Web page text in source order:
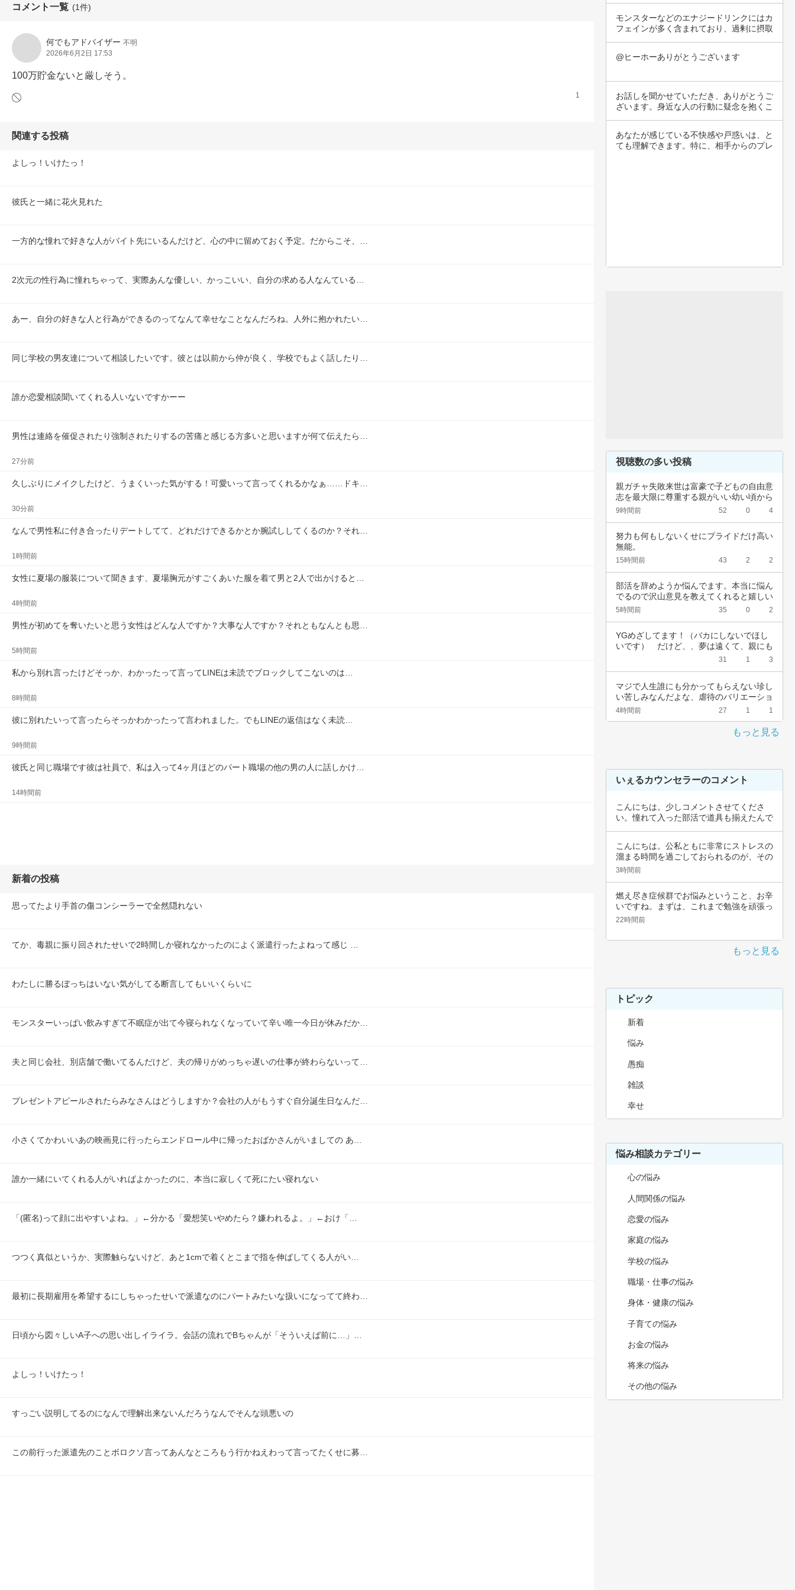
コメント一覧 (1件)
何でもアドバイザー 不明
2026年6月2日 17:53
100万貯金ないと厳しそう。
1
関連する投稿
よしっ！いけたっ！
彼氏と一緒に花火見れた
一方的な憧れで好きな人がバイト先にいるんだけど、心の中に留めておく予定。だからこそ、…
2次元の性行為に憧れちゃって、実際あんな優しい、かっこいい、自分の求める人なんている…
あー、自分の好きな人と行為ができるのってなんて幸せなことなんだろね。人外に抱かれたい…
同じ学校の男友達について相談したいです。彼とは以前から仲が良く、学校でもよく話したり…
誰か恋愛相談聞いてくれる人いないですかーー
男性は連絡を催促されたり強制されたりするの苦痛と感じる方多いと思いますが何て伝えたら…
27分前
久しぶりにメイクしたけど、うまくいった気がする！可愛いって言ってくれるかなぁ……ドキ…
30分前
なんで男性私に付き合ったりデートしてて、どれだけできるかとか腕試ししてくるのか？それ…
1時間前
女性に夏場の服装について聞きます、夏場胸元がすごくあいた服を着て男と2人で出かけると…
4時間前
男性が初めてを奪いたいと思う女性はどんな人ですか？大事な人ですか？それともなんとも思…
5時間前
私から別れ言ったけどそっか、わかったって言ってLINEは未読でブロックしてこないのは…
8時間前
彼に別れたいって言ったらそっかわかったって言われました。でもLINEの返信はなく未読…
9時間前
彼氏と同じ職場です彼は社員で、私は入って4ヶ月ほどのパート職場の他の男の人に話しかけ…
14時間前
新着の投稿
思ってたより手首の傷コンシーラーで全然隠れない
てか、毒親に振り回されたせいで2時間しか寝れなかったのによく派遣行ったよねって感じ …
わたしに勝るぼっちはいない気がしてる断言してもいいくらいに
モンスターいっぱい飲みすぎて不眠症が出て今寝られなくなっていて辛い唯一今日が休みだか…
夫と同じ会社、別店舗で働いてるんだけど、夫の帰りがめっちゃ遅いの仕事が終わらないって…
プレゼントアピールされたらみなさんはどうしますか？会社の人がもうすぐ自分誕生日なんだ…
小さくてかわいいあの映画見に行ったらエンドロール中に帰ったおばかさんがいましての あ…
誰か一緒にいてくれる人がいればよかったのに、本当に寂しくて死にたい寝れない
「(匿名)って顔に出やすいよね。」←分かる「愛想笑いやめたら？嫌われるよ。」←おけ「…
つつく真似というか、実際触らないけど、あと1cmで着くとこまで指を伸ばしてくる人がい…
最初に長期雇用を希望するにしちゃったせいで派遣なのにパートみたいな扱いになってて終わ…
日頃から図々しいA子への思い出しイライラ。会話の流れでBちゃんが「そういえば前に…」…
よしっ！いけたっ！
すっごい説明してるのになんで理解出来ないんだろうなんでそんな頭悪いの
この前行った派遣先のことボロクソ言ってあんなところもう行かねえわって言ってたくせに募…
モンスターなどのエナジードリンクにはカ
フェインが多く含まれており、過剰に摂取
@ヒーホーありがとうございます
お話しを聞かせていただき、ありがとうご
ざいます。身近な人の行動に疑念を抱くこ
あなたが感じている不快感や戸惑いは、と
ても理解できます。特に、相手からのプレ
視聴数の多い投稿
親ガチャ失敗来世は富豪で子どもの自由意
志を最大限に尊重する親がいい幼い頃から
深夜正座…
9時間前 52 0 4
努力も何もしないくせにプライドだけ高い
無能。
15時間前 43 2 2
部活を辞めようか悩んでます。本当に悩ん
でるので沢山意見を教えてくれると嬉しい
です。中…
5時間前 35 0 2
YGめざしてます！（バカにしないでほし
いです）　だけど、、夢は遠くて、親にも
31 1 3
マジで人生誰にも分かってもらえない珍し
い苦しみなんだよな、虐待のバリエーショ
ンも体の…
4時間前 27 1 1
もっと見る
いぇるカウンセラーのコメント
こんにちは。少しコメントさせてくださ
い。憧れて入った部活で道具も揃えたんで
こんにちは。公私ともに非常にストレスの
溜まる時間を過ごしておられるのが、その
辛さと共…
3時間前
燃え尽き症候群でお悩みということ、お辛
いですね。まずは、これまで勉強を頑張っ
てこられ…
22時間前
もっと見る
トピック
新着
悩み
愚痴
雑談
幸せ
悩み相談カテゴリー
心の悩み
人間関係の悩み
恋愛の悩み
家庭の悩み
学校の悩み
職場・仕事の悩み
身体・健康の悩み
子育ての悩み
お金の悩み
将来の悩み
その他の悩み